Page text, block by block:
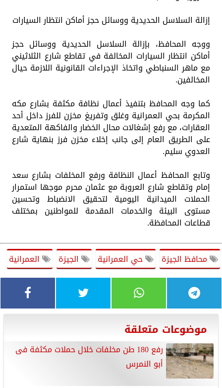
إزالة السلاسل الحديدية ووسائل حجز أماكن انتظار السيارات
ووجه المحافظ، بإزالة السلاسل الحديدية ووسائل حجز
أماكن انتظار السيارات المخالفة في تقاطع شارع الثلاثيني
مع ماهر السنباطي واتخاذ الإجراءات القانونية اللازمة حيال
المخالفين.
كما وجه المحافظ بتنفيذ أعمال نظافة مكثفة بشارع مكه
المكرمة بحي العمرانية وغلق وتفريغ مخزن للفرز داخل أحد
العقارات، مع رفع إشغالات محال الخضار والفاكهة المتعدية
على الطريق العام إلى جانب إخلاء مخزن فرز بنهاية شارع
العدوي سليم.
وتابع المحافظ أعمال النظافة ورفع المخلفات بشارع سعد
إمام وتقاطع شارع العروبة مع عثمان محرم موجها استمرار
الحملات الميدانية اليومية لتحقيق الانضباط وتحسين
مستوى البيئة والخدمات المقدمة للمواطنين بمختلف
قطاعات المحافظة.
محافظ الجيزة حي العمرانية الجيزة العمرانية
موضوعات متعلقة
رفع 180 طن مخلفات خلال حملات مكثفة فى
أبو النمرس